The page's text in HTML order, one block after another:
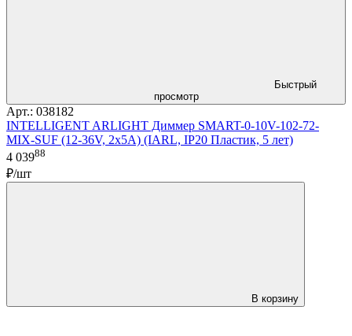
Быстрый
просмотр
Арт.: 038182
INTELLIGENT ARLIGHT Диммер SMART-0-10V-102-72-
MIX-SUF (12-36V, 2x5A) (IARL, IP20 Пластик, 5 лет)
4 03988
₽/шт
В корзину